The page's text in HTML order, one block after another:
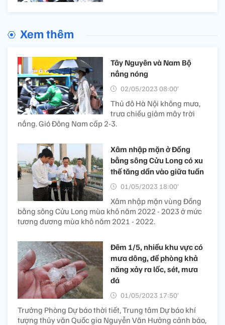
Xem thêm
Tây Nguyên và Nam Bộ
nắng nóng
02/05/2023 08:00’
Thủ đô Hà Nội không mưa,
trưa chiều giảm mây trời
nắng. Gió Đông Nam cấp 2-3.
Xâm nhập mặn ở Đồng
bằng sông Cửu Long có xu
thế tăng dần vào giữa tuần
01/05/2023 18:00’
Xâm nhập mặn vùng Đồng
bằng sông Cửu Long mùa khô năm 2022 - 2023 ở mức
tương đương mùa khô năm 2021 - 2022.
Đêm 1/5, nhiều khu vực có
mưa dông, đề phòng khả
năng xảy ra lốc, sét, mưa
đá
01/05/2023 17:50’
Trưởng Phòng Dự báo thời tiết, Trung tâm Dự báo khí
tượng thủy văn Quốc gia Nguyễn Văn Hưởng cảnh báo,